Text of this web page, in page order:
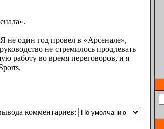
не один год провел в «Арсенале»,
не стремилось продлевать
работу во время переговоров, и я
комментариев: